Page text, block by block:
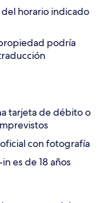
horario indicado
podría
tarjeta de débito o
con fotografía
es de 18 años